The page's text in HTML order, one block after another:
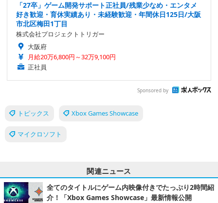
「27卒」ゲーム開発サポート正社員/残業少なめ・エンタメ
好き歓迎・育休実績あり・未経験歓迎・年間休日125日/大阪
市北区梅田1丁目
株式会社プロジェクトトリガー
大阪府
月給20万6,800円～32万9,100円
正社員
Sponsored by
トピックス Xbox Games Showcase
マイクロソフト
関連ニュース
全てのタイトルにゲーム内映像付きでたっぷり2時間紹
介！「Xbox Games Showcase」最新情報公開